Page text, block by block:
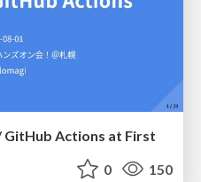
GitHub Actions at First
0 150